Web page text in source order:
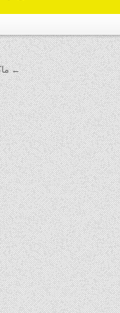
←